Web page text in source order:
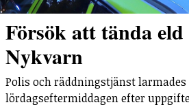
Försök att tända
Nykvarn
Polis och räddningstjänst
lördagseftermiddagen efter